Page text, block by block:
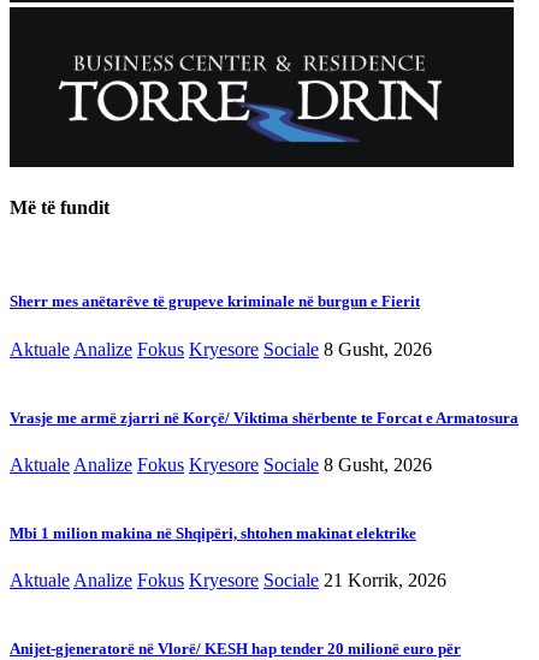
Më të fundit
Sherr mes anëtarëve të grupeve kriminale në burgun e Fierit
Aktuale Analize Fokus Kryesore Sociale 8 Gusht, 2026
Vrasje me armë zjarri në Korçë/ Viktima shërbente te Forcat e Armatosura
Aktuale Analize Fokus Kryesore Sociale 8 Gusht, 2026
Mbi 1 milion makina në Shqipëri, shtohen makinat elektrike
Aktuale Analize Fokus Kryesore Sociale 21 Korrik, 2026
Anijet-gjeneratorë në Vlorë/ KESH hap tender 20 milionë euro për